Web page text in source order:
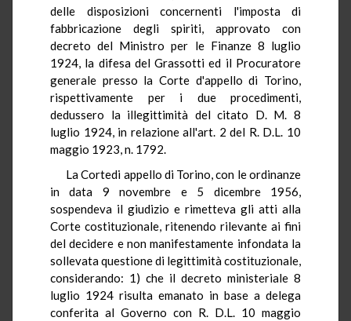
delle disposizioni concernenti l'imposta di
fabbricazione degli spiriti, approvato con
decreto del Ministro per le Finanze 8 luglio
1924, la difesa del Grassotti ed il Procuratore
generale presso la Corte d'appello di Torino,
rispettivamente per i due procedimenti,
dedussero la illegittimità del citato D. M. 8
luglio 1924, in relazione all'art. 2 del R. D.L. 10
maggio 1923, n. 1792.
La Cortedi appello di Torino, con le ordinanze
in data 9 novembre e 5 dicembre 1956,
sospendeva il giudizio e rimetteva gli atti alla
Corte costituzionale, ritenendo rilevante ai fini
del decidere e non manifestamente infondata la
sollevata questione di legittimità costituzionale,
considerando: 1) che il decreto ministeriale 8
luglio 1924 risulta emanato in base a delega
conferita al Governo con R. D.L. 10 maggio